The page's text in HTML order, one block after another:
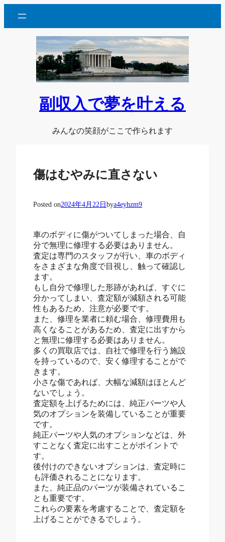
を
副収入で夢を叶える
みんなの笑顔がここで作られます
傷はむやみに直さない
Posted on2024年4月22日 bya4eyhzm9
車のボディに傷がついてしまった場合、自
分で無理に修理する必要はありません。
査定は専門のスタッフが行い、車のボディ
をさまざまな角度で目視し、触って確認し
ます。
もし自分で修理した形跡があれば、すぐに
分かってしまい、査定額が減額される可能
性もあるため、注意が必要です。
また、修理を業者に頼む場合、修理費用も
高くなることがあるため、査定に出すから
と無理に修理する必要はありません。
多くの買取店では、自社で修理を行う施設
を持っているので、安く修理することがで
きます。
小さな傷であれば、大幅な減額はほとんど
ないでしょう。
査定額を上げるためには、純正パーツや人
気のオプションを装備していることが重要
です。
純正パーツや人気のオプションなどは、外
すことなく査定に出すことがポイントで
す。
後付けのできないオプションは、査定時に
も評価されることになります。
また、純正品のパーツが装備されているこ
とも重要です。
これらの要素を考慮することで、査定額を
上げることができるでしょう。